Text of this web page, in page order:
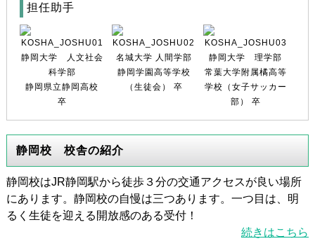
担任助手
静岡大学 人文社会
科学部
静岡県立静岡高校
卒
名城大学 人間学部
静岡学園高等学校
（生徒会） 卒
静岡大学 理学部
常葉大学附属橘高等
学校（女子サッカー
部） 卒
静岡校 校舎の紹介
静岡校はJR静岡駅から徒歩３分の交通アクセスが良い場所
にあります。静岡校の自慢は三つあります。一つ目は、明
るく生徒を迎える開放感のある受付！
続きはこちら